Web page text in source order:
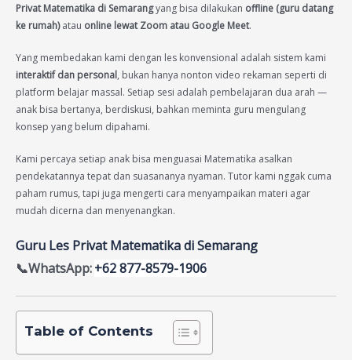
Privat Matematika di Semarangyang bisa dilakukan offline (guru datang
ke rumah)atau online lewat Zoom atau Google Meet.
Yang membedakan kami dengan les konvensional adalah sistem kami
interaktif dan personal, bukan hanya nonton video rekaman seperti di
platform belajar massal. Setiap sesi adalah pembelajaran dua arah —
anak bisa bertanya, berdiskusi, bahkan meminta guru mengulang
konsep yang belum dipahami.
Kami percaya setiap anak bisa menguasai Matematika asalkan
pendekatannya tepat dan suasananya nyaman. Tutor kami nggak cuma
paham rumus, tapi juga mengerti cara menyampaikan materi agar
mudah dicerna dan menyenangkan.
Guru Les Privat Matematika di Semarang
📞WhatsApp:+62 877-8579-1906
Table of Contents